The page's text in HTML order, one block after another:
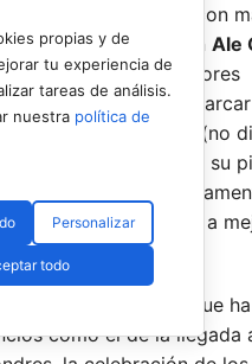
que rigen con
pero que tienen en Ale
a dos competidores
parejas llamadas a
difícil que es jugarles (no
y que cuando están en su
delicia y que,
que tienen, se obligan a
mitad de temporada que
como el de la llegada
propias y de
tu experiencia de
tareas de análisis.
nuestra política de
Personalizar
todo